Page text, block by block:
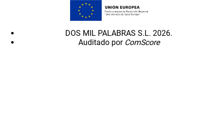
DOS MIL PALABRAS S.L. 2026.
Auditado por ComScore